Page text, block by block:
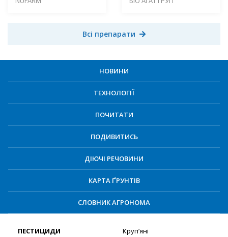
Всі препарати
НОВИНИ
ТЕХНОЛОГІЇ
ПОЧИТАТИ
ПОДИВИТИСЬ
ДІЮЧІ РЕЧОВИНИ
КАРТА ҐРУНТІВ
СЛОВНИК АГРОНОМА
ПЕСТИЦИДИ Круп’яні